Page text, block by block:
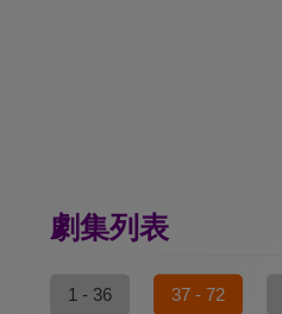
劇集列表
1 - 36 37 - 72